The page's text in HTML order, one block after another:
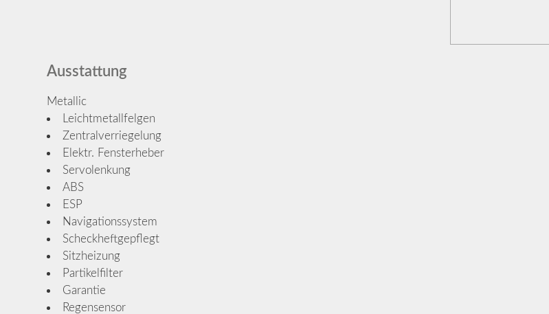
Ausstattung
Metallic
Leichtmetallfelgen
Zentralverriegelung
Elektr. Fensterheber
Servolenkung
ABS
ESP
Navigationssystem
Scheckheftgepflegt
Sitzheizung
Partikelfilter
Garantie
Regensensor